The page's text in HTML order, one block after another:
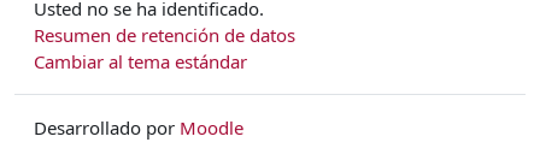
Usted no se ha identificado.
Resumen de retención de datos
Cambiar al tema estándar
Desarrollado por Moodle